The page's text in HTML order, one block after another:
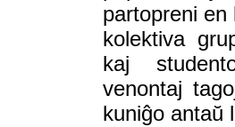
partopreni
kolektiva
kaj
venontaj
kuniĝo antaŭ